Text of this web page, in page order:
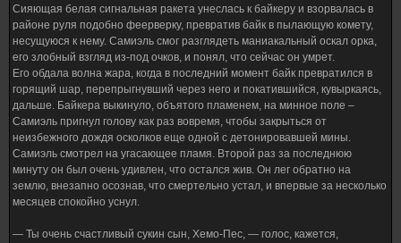
Сияющая белая сигнальная ракета унеслась к байкеру и взорвалась в
районе руля подобно феерверку, превратив байк в пылающую комету,
несущуюся к нему. Самиэль смог разглядеть маниакальный оскал орка,
его злобный взгляд из-под очков, и понял, что сейчас он умрет.
Его обдала волна жара, когда в последний момент байк превратился в
горящий шар, перепрыгнувший через него и покатившийся, кувыркаясь,
дальше. Байкера выкинуло, объятого пламенем, на минное поле –
Самиэль пригнул голову как раз вовремя, чтобы закрыться от
неизбежного дождя осколков еще одной с детонировавшей мины.
Самиэль смотрел на угасающее пламя. Второй раз за последнюю
минуту он был очень удивлен, что остался жив. Он лег обратно на
землю, внезапно осознав, что смертельно устал, и впервые за несколько
месяцев спокойно уснул.
— Ты очень счастливый сукин сын, Хемо-Пес, — голос, кажется,